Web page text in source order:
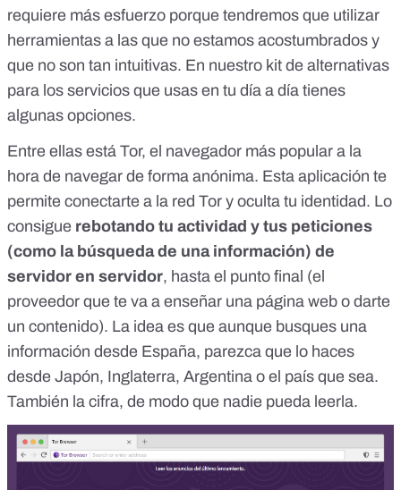
requiere más esfuerzo porque tendremos que utilizar
herramientas a las que no estamos acostumbrados y
que no son tan intuitivas. En nuestro kit de alternativas
para los servicios que usas en tu día a día tienes
algunas opciones.
Entre ellas está Tor, el navegador más popular a la
hora de navegar de forma anónima. Esta aplicación te
permite conectarte a la red Tor y oculta tu identidad. Lo
consigue rebotando tu actividad y tus peticiones
(como la búsqueda de una información) de
servidor en servidor, hasta el punto final (el
proveedor que te va a enseñar una página web o darte
un contenido). La idea es que aunque busques una
información desde España, parezca que lo haces
desde Japón, Inglaterra, Argentina o el país que sea.
También la cifra, de modo que nadie pueda leerla.